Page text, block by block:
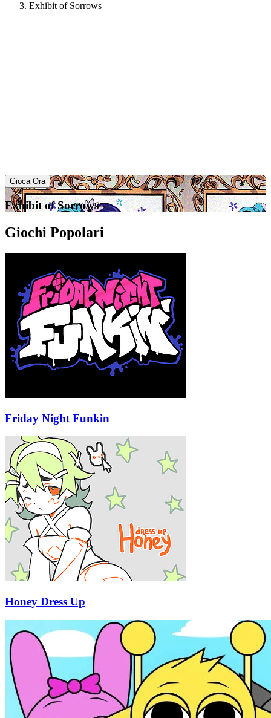
Exhibit of Sorrows
Gioca Ora
Exhibit of Sorrows
Giochi Popolari
Friday Night Funkin
Honey Dress Up